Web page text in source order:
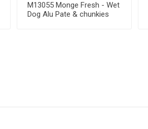
M13055 Monge Fresh - Wet
Dog Alu Pate & chunkies